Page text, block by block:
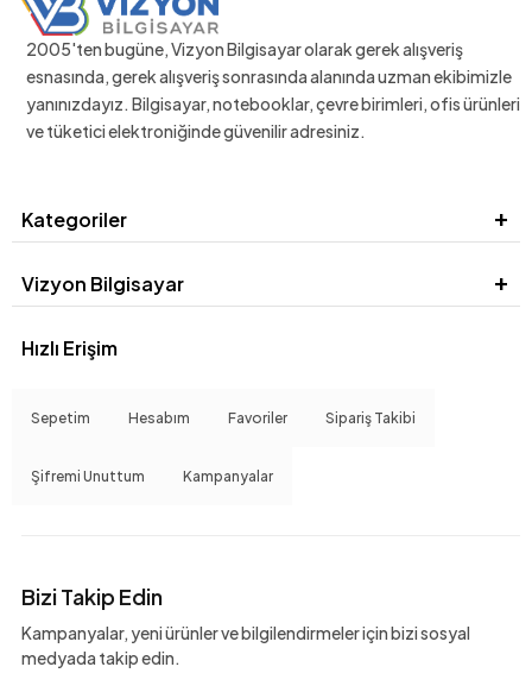
2005'ten bugüne, Vizyon Bilgisayar olarak gerek alışveriş
esnasında, gerek alışveriş sonrasında alanında uzman ekibimizle
yanınızdayız. Bilgisayar, notebooklar, çevre birimleri, ofis ürünleri
ve tüketici elektroniğinde güvenilir adresiniz.
Kategoriler
Vizyon Bilgisayar
Hızlı Erişim
Sepetim Hesabım Favoriler Sipariş Takibi
Şifremi Unuttum Kampanyalar
Bizi Takip Edin
Kampanyalar, yeni ürünler ve bilgilendirmeler için bizi sosyal
medyada takip edin.